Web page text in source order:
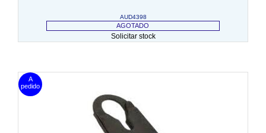
AUD4398
AGOTADO
Solicitar stock